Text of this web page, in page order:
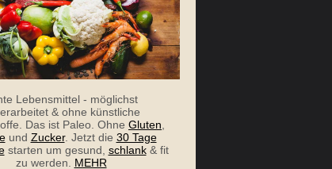
Lebensmittel - möglichst
& ohne künstliche
Das ist Paleo. Ohne Gluten,
und Zucker. Jetzt die 30 Tage
starten um gesund, schlank& fit
zu werden. MEHR